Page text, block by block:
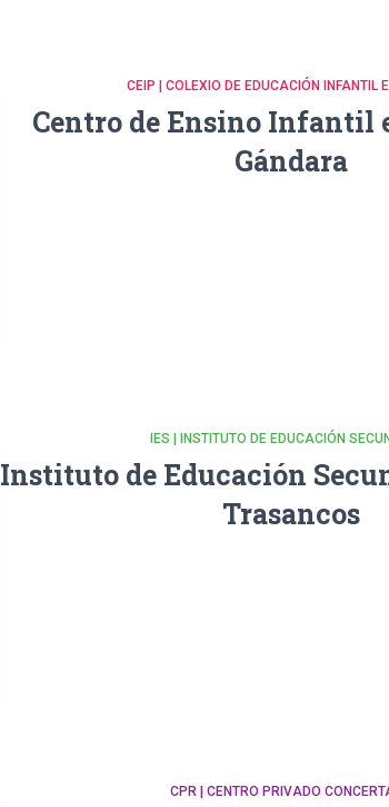
CEIP | COLEXIO DE EDUCACIÓN INFANTIL
Centro de Ensino Infantil
Gándara
IES | INSTITUTO DE EDUCACIÓN
Instituto de Educación
Trasancos
CPR | CENTRO PRIVADO